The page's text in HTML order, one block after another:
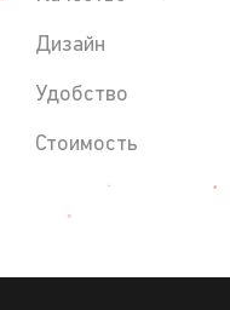
Дизайн
Удобство
Стоимость